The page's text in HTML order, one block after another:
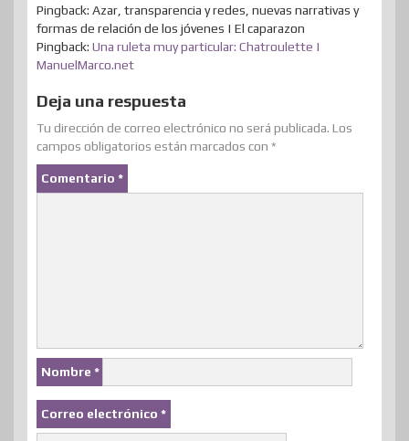
Pingback: Azar, transparencia y redes, nuevas narrativas y
formas de relación de los jóvenes | El caparazon
Pingback: Una ruleta muy particular: Chatroulette |
ManuelMarco.net
Deja una respuesta
Tu dirección de correo electrónico no será publicada. Los
campos obligatorios están marcados con *
Comentario *
Nombre *
Correo electrónico *